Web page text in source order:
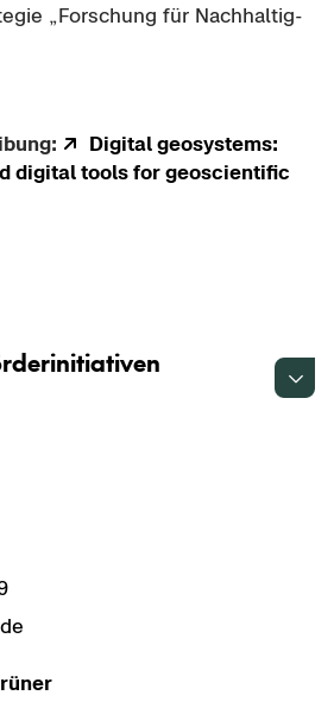
„For­schung für Nach­hal­tig­
Di­gi­tal geo­sys­tems:
di­gi­tal tools for geo­sci­en­ti­fic